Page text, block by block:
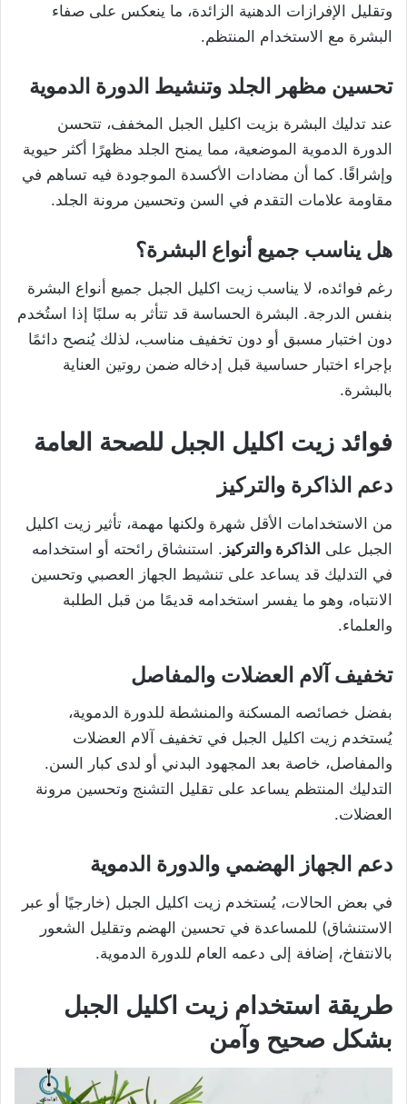
وتقليل الإفرازات الدهنية الزائدة، ما ينعكس على صفاء
البشرة مع الاستخدام المنتظم.
تحسين مظهر الجلد وتنشيط الدورة الدموية
عند تدليك البشرة بزيت اكليل الجبل المخفف، تتحسن
الدورة الدموية الموضعية، مما يمنح الجلد مظهرًا أكثر حيوية
وإشراقًا. كما أن مضادات الأكسدة الموجودة فيه تساهم في
مقاومة علامات التقدم في السن وتحسين مرونة الجلد.
هل يناسب جميع أنواع البشرة؟
رغم فوائده، لا يناسب زيت اكليل الجبل جميع أنواع البشرة
بنفس الدرجة. البشرة الحساسة قد تتأثر به سلبًا إذا استُخدم
دون اختبار مسبق أو دون تخفيف مناسب، لذلك يُنصح دائمًا
بإجراء اختبار حساسية قبل إدخاله ضمن روتين العناية
بالبشرة.
فوائد زيت اكليل الجبل للصحة العامة
دعم الذاكرة والتركيز
من الاستخدامات الأقل شهرة ولكنها مهمة، تأثير زيت اكليل
الجبل على الذاكرة والتركيز . استنشاق رائحته أو استخدامه
في التدليك قد يساعد على تنشيط الجهاز العصبي وتحسين
الانتباه، وهو ما يفسر استخدامه قديمًا من قبل الطلبة
والعلماء.
تخفيف آلام العضلات والمفاصل
بفضل خصائصه المسكنة والمنشطة للدورة الدموية،
يُستخدم زيت اكليل الجبل في تخفيف آلام العضلات
والمفاصل، خاصة بعد المجهود البدني أو لدى كبار السن.
التدليك المنتظم يساعد على تقليل التشنج وتحسين مرونة
العضلات.
دعم الجهاز الهضمي والدورة الدموية
في بعض الحالات، يُستخدم زيت اكليل الجبل (خارجيًا أو عبر
الاستنشاق) للمساعدة في تحسين الهضم وتقليل الشعور
بالانتفاخ، إضافة إلى دعمه العام للدورة الدموية.
طريقة استخدام زيت اكليل الجبل
بشكل صحيح وآمن